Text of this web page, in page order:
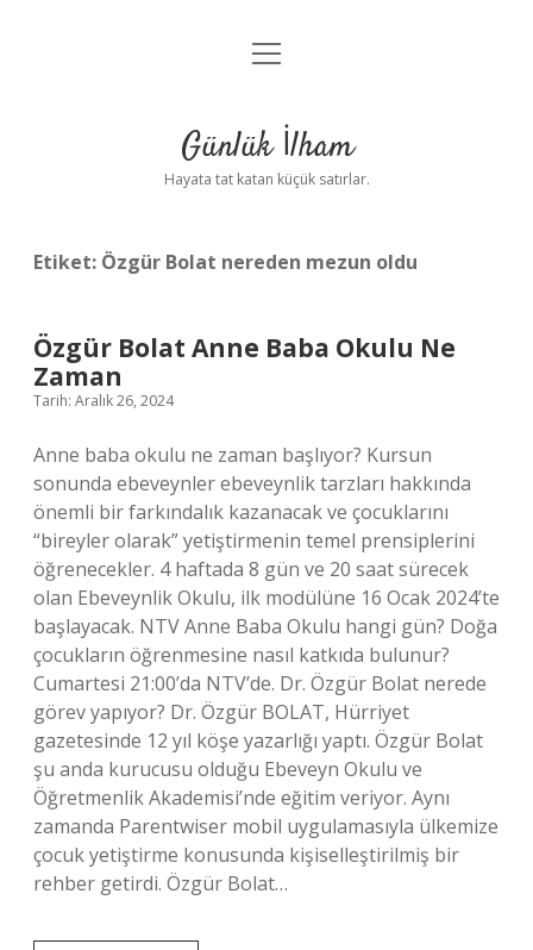
Anasayfa
Yasal Uyarı
menüyü
Günlük İlham
Hayata tat katan küçük satırlar.
Etiket: Özgür Bolat nereden mezun oldu
Özgür Bolat Anne Baba Okulu Ne
Zaman
Tarih: Aralık 26, 2024
Anne baba okulu ne zaman başlıyor? Kursun
sonunda ebeveynler ebeveynlik tarzları hakkında
önemli bir farkındalık kazanacak ve çocuklarını
“bireyler olarak” yetiştirmenin temel prensiplerini
öğrenecekler. 4 haftada 8 gün ve 20 saat sürecek
olan Ebeveynlik Okulu, ilk modülüne 16 Ocak 2024’te
başlayacak. NTV Anne Baba Okulu hangi gün? Doğa
çocukların öğrenmesine nasıl katkıda bulunur?
Cumartesi 21:00’da NTV’de. Dr. Özgür Bolat nerede
görev yapıyor? Dr. Özgür BOLAT, Hürriyet
gazetesinde 12 yıl köşe yazarlığı yaptı. Özgür Bolat
şu anda kurucusu olduğu Ebeveyn Okulu ve
Öğretmenlik Akademisi’nde eğitim veriyor. Aynı
zamanda Parentwiser mobil uygulamasıyla ülkemize
çocuk yetiştirme konusunda kişiselleştirilmiş bir
rehber getirdi. Özgür Bolat…